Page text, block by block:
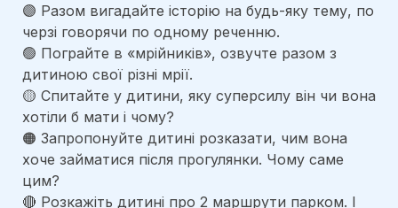
🟣 Разом вигадайте історію на будь-яку тему, по
черзі говорячи по одному реченню.
🟢 Пограйте в «мрійників», озвучте разом з
дитиною свої різні мрії.
🟡 Спитайте у дитини, яку суперсилу він чи вона
хотіли б мати і чому?
🟠 Запропонуйте дитині розказати, чим вона
хоче займатися після прогулянки. Чому саме
цим?
🔴 Розкажіть дитині про 2 маршрути парком. І